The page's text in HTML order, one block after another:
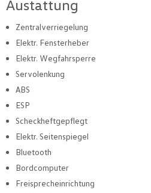
Austattung
Zentralverriegelung
Elektr. Fensterheber
Elektr. Wegfahrsperre
Servolenkung
ABS
ESP
Scheckheftgepflegt
Elektr. Seitenspiegel
Bluetooth
Bordcomputer
Freisprecheinrichtung